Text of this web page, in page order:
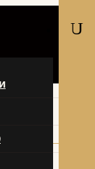
U
Clasik –
с фибри